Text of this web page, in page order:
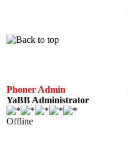
Phoner Admin
YaBB Administrator
Offline